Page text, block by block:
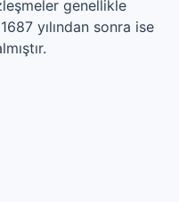
genellikle
yılından sonra ise